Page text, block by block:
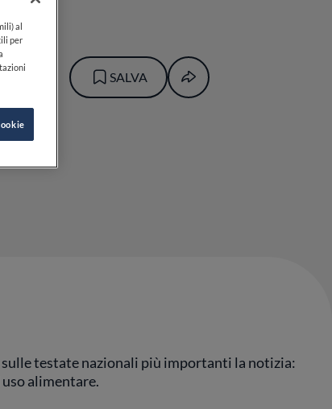
SALVA
sulle testate nazionali più importanti la notizia:
alimentare.
al
per